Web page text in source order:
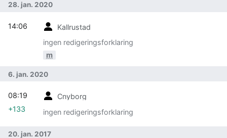
28. jan. 2020
Kallrustad
ingen redigeringsforklaring
m
14:06
6. jan. 2020
Cnyborg
ingen redigeringsforklaring
08:19
+133
20. jan. 2017